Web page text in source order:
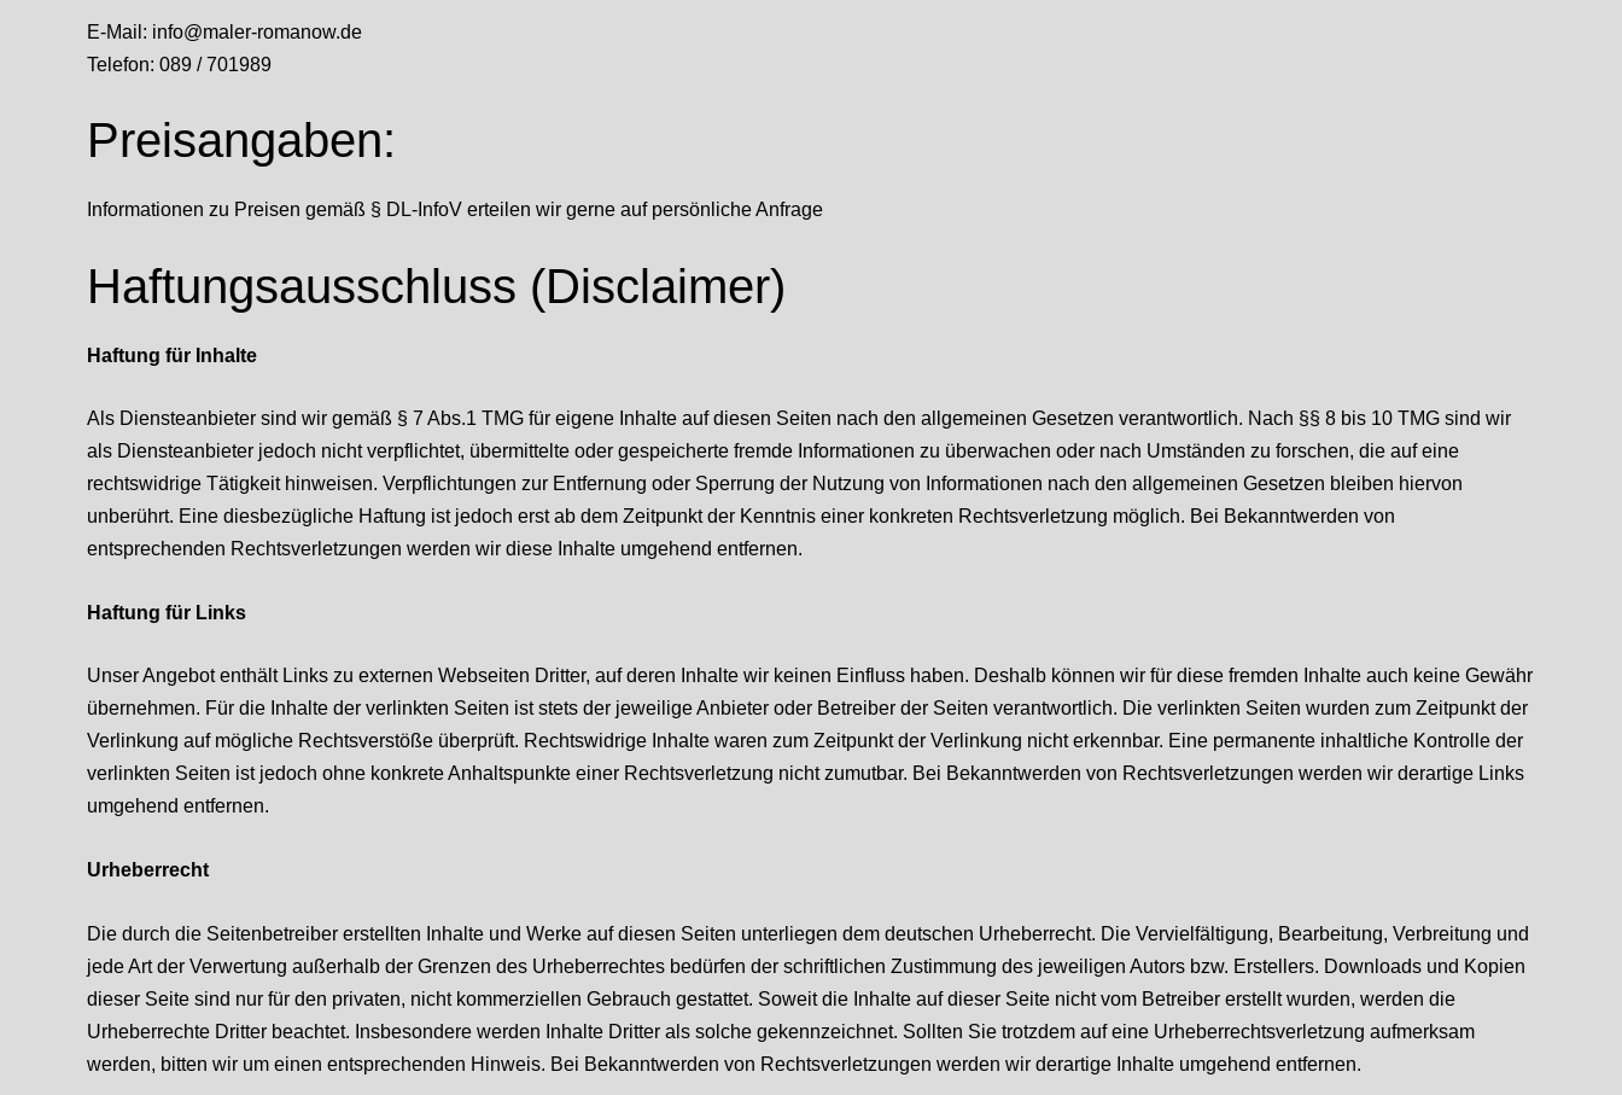
E-Mail: info@maler-romanow.de
Telefon: 089 / 701989
Preisangaben:
Informationen zu Preisen gemäß § DL-InfoV erteilen wir gerne auf persönliche Anfrage
Haftungsausschluss (Disclaimer)
Haftung für Inhalte
Als Diensteanbieter sind wir gemäß § 7 Abs.1 TMG für eigene Inhalte auf diesen Seiten nach den allgemeinen Gesetzen verantwortlich. Nach §§ 8 bis 10 TMG sind wir
als Diensteanbieter jedoch nicht verpflichtet, übermittelte oder gespeicherte fremde Informationen zu überwachen oder nach Umständen zu forschen, die auf eine
rechtswidrige Tätigkeit hinweisen. Verpflichtungen zur Entfernung oder Sperrung der Nutzung von Informationen nach den allgemeinen Gesetzen bleiben hiervon
unberührt. Eine diesbezügliche Haftung ist jedoch erst ab dem Zeitpunkt der Kenntnis einer konkreten Rechtsverletzung möglich. Bei Bekanntwerden von
entsprechenden Rechtsverletzungen werden wir diese Inhalte umgehend entfernen.
Haftung für Links
Unser Angebot enthält Links zu externen Webseiten Dritter, auf deren Inhalte wir keinen Einfluss haben. Deshalb können wir für diese fremden Inhalte auch keine Gewähr
übernehmen. Für die Inhalte der verlinkten Seiten ist stets der jeweilige Anbieter oder Betreiber der Seiten verantwortlich. Die verlinkten Seiten wurden zum Zeitpunkt der
Verlinkung auf mögliche Rechtsverstöße überprüft. Rechtswidrige Inhalte waren zum Zeitpunkt der Verlinkung nicht erkennbar. Eine permanente inhaltliche Kontrolle der
verlinkten Seiten ist jedoch ohne konkrete Anhaltspunkte einer Rechtsverletzung nicht zumutbar. Bei Bekanntwerden von Rechtsverletzungen werden wir derartige Links
umgehend entfernen.
Urheberrecht
Die durch die Seitenbetreiber erstellten Inhalte und Werke auf diesen Seiten unterliegen dem deutschen Urheberrecht. Die Vervielfältigung, Bearbeitung, Verbreitung und
jede Art der Verwertung außerhalb der Grenzen des Urheberrechtes bedürfen der schriftlichen Zustimmung des jeweiligen Autors bzw. Erstellers. Downloads und Kopien
dieser Seite sind nur für den privaten, nicht kommerziellen Gebrauch gestattet. Soweit die Inhalte auf dieser Seite nicht vom Betreiber erstellt wurden, werden die
Urheberrechte Dritter beachtet. Insbesondere werden Inhalte Dritter als solche gekennzeichnet. Sollten Sie trotzdem auf eine Urheberrechtsverletzung aufmerksam
werden, bitten wir um einen entsprechenden Hinweis. Bei Bekanntwerden von Rechtsverletzungen werden wir derartige Inhalte umgehend entfernen.